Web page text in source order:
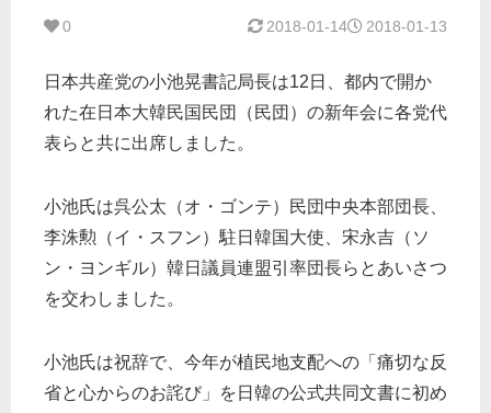
0 2018-01-13
2018-01-14
日本共産党の小池晃書記局長は12日、都内で開か
れた在日本大韓民国民団（民団）の新年会に各党代
表らと共に出席しました。
小池氏は呉公太（オ・ゴンテ）民団中央本部団長、
李洙勲（イ・スフン）駐日韓国大使、宋永吉（ソ
ン・ヨンギル）韓日議員連盟引率団長らとあいさつ
を交わしました。
小池氏は祝辞で、今年が植民地支配への「痛切な反
省と心からのお詫び」を日韓の公式共同文書に初め